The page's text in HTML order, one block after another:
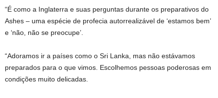
“É como a Inglaterra e suas perguntas durante os preparativos do
Ashes – uma espécie de profecia autorrealizável de ‘estamos bem’
e ‘não, não se preocupe’.
“Adoramos ir a países como o Sri Lanka, mas não estávamos
preparados para o que vimos. Escolhemos pessoas poderosas em
condições muito delicadas.